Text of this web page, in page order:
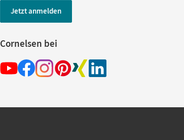
Jetzt anmelden
Cornelsen bei